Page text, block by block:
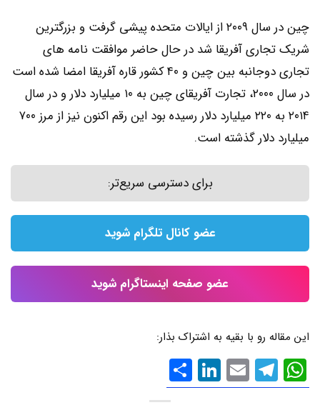
چین در سال ۲۰۰۹ از ایالات متحده پیشی گرفت و بزرگترین
شریک تجاری آفریقا شد در حال حاضر موافقت نامه های
تجاری دوجانبه بین چین و ۴۰ کشور قاره آفریقا امضا شده است
در سال ۲۰۰۰، تجارت آفریقای چین به ۱۰ میلیارد دلار و در سال
۲۰۱۴ به ۲۲۰ میلیارد دلار رسیده بود این رقم اکنون نیز از مرز ۷۰۰
میلیارد دلار گذشته است.
برای دسترسی سریع‌تر:
عضو کانال تلگرام شوید
عضو صفحه اینستاگرام شوید
این مقاله رو با بقیه به اشتراک بذار:
WhatsApp
Telegram
Email
LinkedIn
گذاری